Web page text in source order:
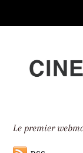
down
Le premier